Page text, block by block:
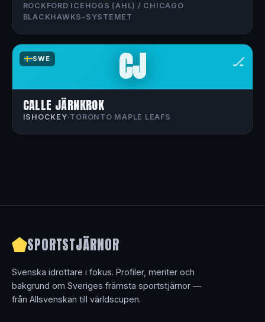
ROCKFORD ICEHOGS (AHL) / CHICAGO
BLACKHAWKS-SYSTEMET
SWE 🏒
CJ
CALLE JÄRNKROK
ISHOCKEY·TORONTO MAPLE LEAFS
SPORTSTJÄRNOR
Svenska idrottare i fokus. Profiler, meriter och
bakgrund om Sveriges främsta sportstjärnor —
från Allsvenskan till världscupen.